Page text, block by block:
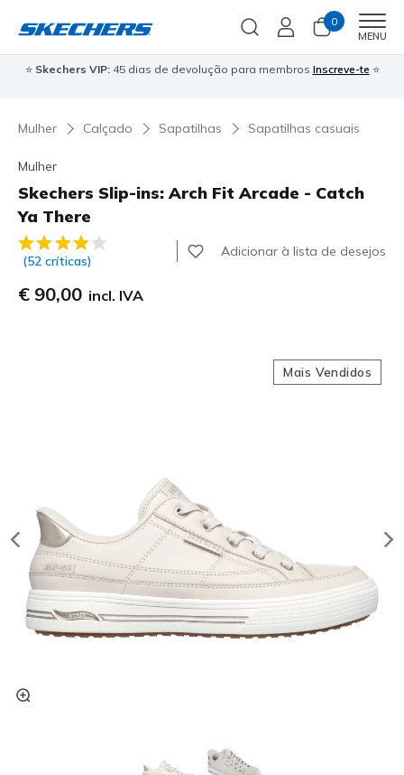
0
MENU
⭐ Skechers VIP:45 dias de devolução para membros Inscreve-te ⭐
Mulher Calçado Sapatilhas Sapatilhas casuais
Mulher
Skechers Slip-ins: Arch Fit Arcade - Catch
Ya There
4 de 5 – Classificação do cliente
(52 críticas)
Adicionar à lista de desejos
€ 90,00 incl. IVA
Mais Vendidos